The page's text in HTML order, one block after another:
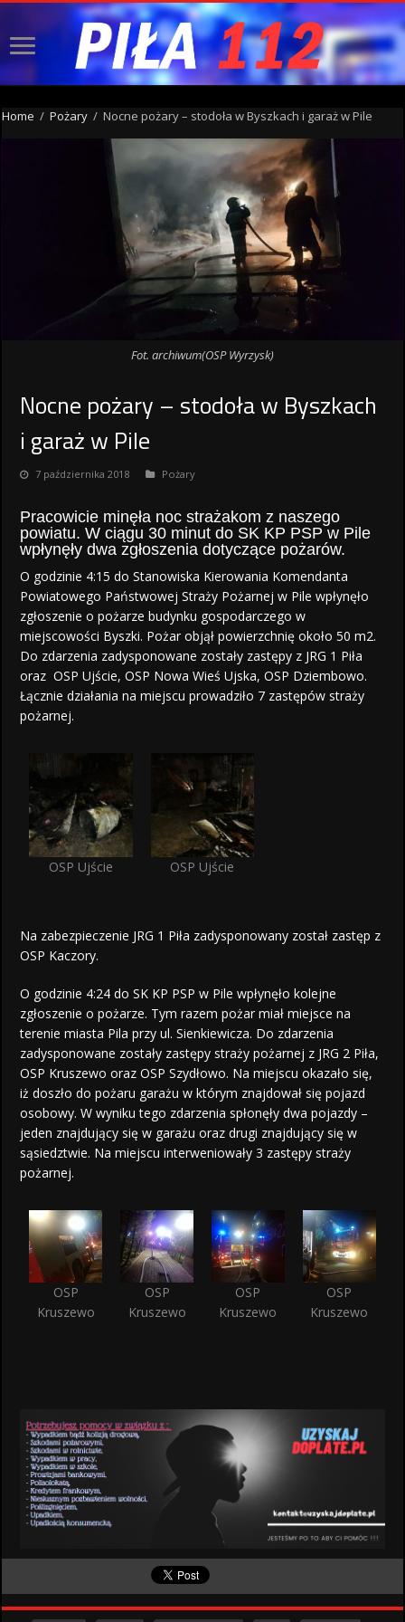
Home / Pożary / Nocne pożary – stodoła w Byszkach i garaż w Pile
Fot. archiwum(OSP Wyrzysk)
Nocne pożary – stodoła w Byszkach
i garaż w Pile
7 października 2018 Pożary
Pracowicie minęła noc strażakom z naszego
powiatu. W ciągu 30 minut do SK KP PSP w Pile
wpłynęły dwa zgłoszenia dotyczące pożarów.
O godzinie 4:15 do Stanowiska Kierowania Komendanta
Powiatowego Państwowej Straży Pożarnej w Pile wpłynęło
zgłoszenie o pożarze budynku gospodarczego w
miejscowości Byszki. Pożar objął powierzchnię około 50 m2.
Do zdarzenia zadysponowane zostały zastępy z JRG 1 Piła
oraz OSP Ujście, OSP Nowa Wieś Ujska, OSP Dziembowo.
Łącznie działania na miejscu prowadziło 7 zastępów straży
pożarnej.
OSP Ujście OSP Ujście
Na zabezpieczenie JRG 1 Piła zadysponowany został zastęp z
OSP Kaczory.
O godzinie 4:24 do SK KP PSP w Pile wpłynęło kolejne
zgłoszenie o pożarze. Tym razem pożar miał miejsce na
terenie miasta Pila przy ul. Sienkiewicza. Do zdarzenia
zadysponowane zostały zastępy straży pożarnej z JRG 2 Piła,
OSP Kruszewo oraz OSP Szydłowo. Na miejscu okazało się,
iż doszło do pożaru garażu w którym znajdował się pojazd
osobowy. W wyniku tego zdarzenia spłonęły dwa pojazdy –
jeden znajdujący się w garażu oraz drugi znajdujący się w
sąsiedztwie. Na miejscu interweniowały 3 zastępy straży
pożarnej.
OSP
Kruszewo
OSP
Kruszewo
OSP
Kruszewo
OSP
Kruszewo